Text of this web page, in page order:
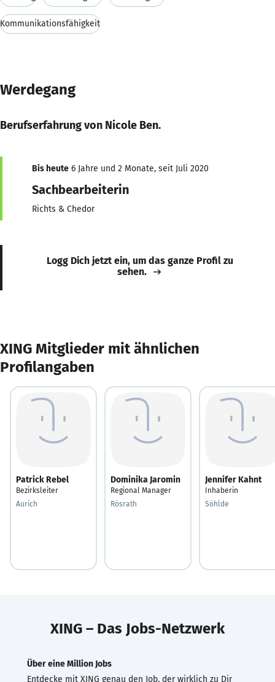
Kommunikationsfähigkeit
Werdegang
Berufserfahrung von Nicole Ben.
Bis heute 6 Jahre und 2 Monate, seit Juli 2020
Sachbearbeiterin
Richts & Chedor
Logg Dich jetzt ein, um das ganze Profil zu
sehen.
XING Mitglieder mit ähnlichen
Profilangaben
Patrick Rebel
Bezirksleiter
Aurich
Dominika Jaromin
Regional Manager
Rösrath
Jennifer Kahnt
Inhaberin
Söhlde
XING – Das Jobs-Netzwerk
Über eine Million Jobs
Entdecke mit XING genau den Job, der wirklich zu Dir